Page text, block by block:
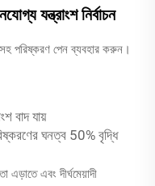
যন্ত্রাংশ নির্বাচন
পরিষ্করণ পেন ব্যবহার করুন।
বাদ যায়
ঘনত্ব 50% বৃদ্ধি
এড়াতে এবং দীর্ঘমেয়াদী